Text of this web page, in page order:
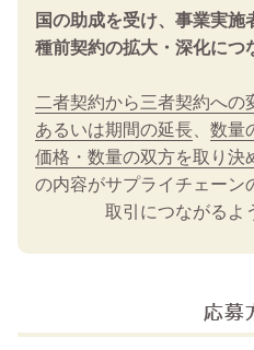
国の助成を受け、事業実
種前契約の拡大・深化につ
二者契約から三者契約への
あるいは期間の延長、 数量
価格・数量の双方を取り決
の内容がサプライチェーン
取引につながるよ
応募